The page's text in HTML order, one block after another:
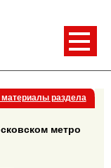
материалы раздела
метро